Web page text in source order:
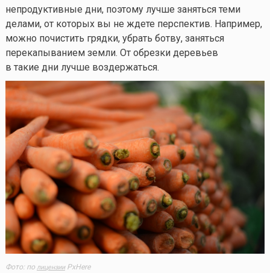
непродуктивные дни, поэтому лучше заняться теми
делами, от которых вы не ждете перспектив. Например,
можно почистить грядки, убрать ботву, заняться
перекапыванием земли. От обрезки деревьев
в такие дни лучше воздержаться.
Фото: по лицензииPxHere